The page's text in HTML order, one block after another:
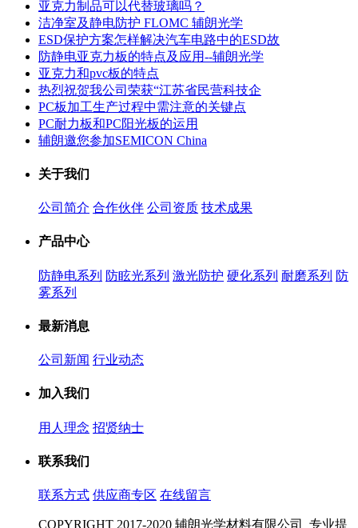
亚克力制品可以代替玻璃吗？
洁净室及静电防护 FLOMC 辅朗光学
ESD保护方案怎样解决汽车电路中的ESD故
防静电亚克力板的特点及应用--辅朗光学
亚克力和pvc板的特点
热烈祝贺我公司荣获“江苏省民营科技企
PC板加工生产过程中需注意的关键点
PC耐力板和PC阳光板的运用
辅朗邀您参加SEMICON China
关于我们
公司简介 合作伙伴 公司资质 技术成果
产品中心
防静电系列 防眩光系列 激光防护 硬化系列 耐磨系列 防
雾系列
最新消息
公司新闻 行业动态
加入我们
用人理念 招贤纳士
联系我们
联系方式 供应商专区 在线留言
COPYRIGHT 2017-2020 辅朗光学材料有限公司 专业提